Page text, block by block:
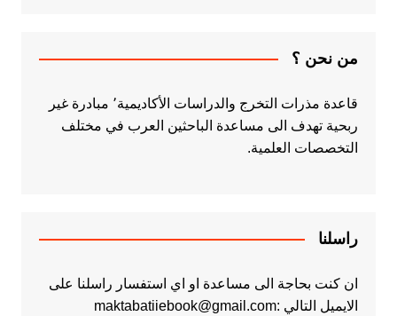
من نحن ؟
قاعدة مذرات التخرج والدراسات الأكاديمية٬ مبادرة غير
ربحية تهدف الى مساعدة الباحثين العرب في مختلف
التخصصات العلمية.
راسلنا
ان كنت بحاجة الى مساعدة او اي استفسار راسلنا على
الايميل التالي :maktabatiiebook@gmail.com